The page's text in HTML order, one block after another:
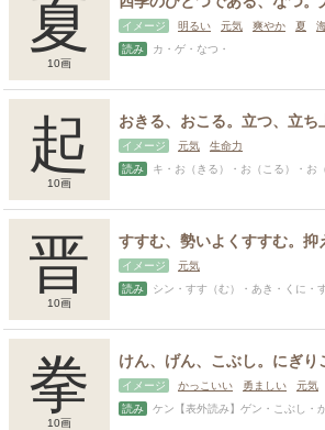
夏
10画
イメージ 明るい 元気 爽やか 夏
読み
カ・ゲ・なつ・
起
10画
イメージ 元気
生命力
読み
キ・お（きる）・お（こる）・お（こす）【表外読み】た（つ）・お
晋
10画
すすむ、勢いよくすすむ。抑
イメージ
元気
読み
シン・すす（む）・あき・くに・
拳
10画
イメージ かっこいい 勇ましい
元気
読み
ケン【表外読み】ゲン・こぶし・かた